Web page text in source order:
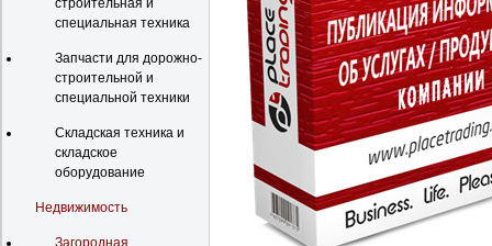
строительная и
специальная техника
Запчасти для дорожно-
строительной и
специальной техники
Складская техника и
складское
оборудование
Недвижимость
Загородная